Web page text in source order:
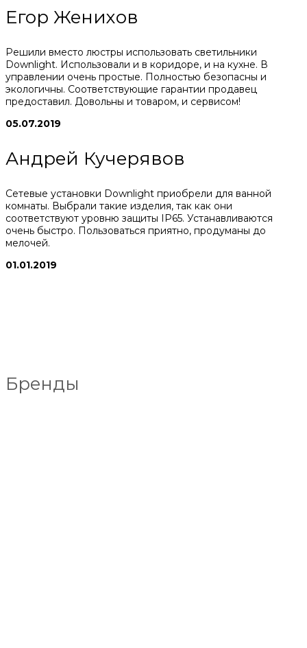
Егор Женихов
Решили вместо люстры использовать светильники
Downlight. Использовали и в коридоре, и на кухне. В
управлении очень простые. Полностью безопасны и
экологичны. Соответствующие гарантии продавец
предоставил. Довольны и товаром, и сервисом!
05.07.2019
Андрей Кучерявов
Сетевые установки Downlight приобрели для ванной
комнаты. Выбрали такие изделия, так как они
соответствуют уровню защиты IP65. Устанавливаются
очень быстро. Пользоваться приятно, продуманы до
мелочей.
01.01.2019
Бренды